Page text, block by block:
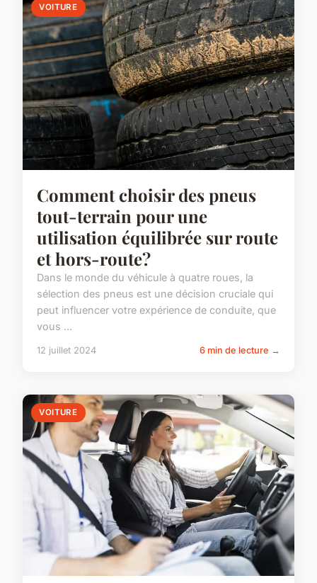
VOITURE
Comment choisir des pneus
tout-terrain pour une
utilisation équilibrée sur route
et hors-route?
Dans le monde du véhicule à quatre roues, la
sélection des pneus est une décision cruciale qui
peut influencer votre expérience de conduite, que
vous ...
12 juillet 2024 6 min de lecture →
VOITURE